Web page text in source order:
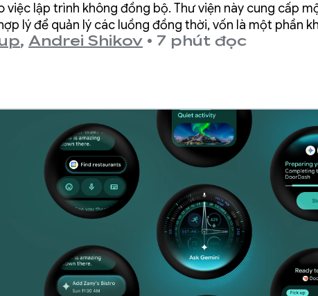
việc lập trình không đồng bộ. Thư viện này cung cấp
lý để quản lý các luồng đồng thời, vốn là một phần
, Andrei Shikov • 7 phút đọc